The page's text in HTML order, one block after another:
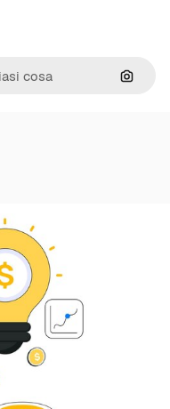
Cerca